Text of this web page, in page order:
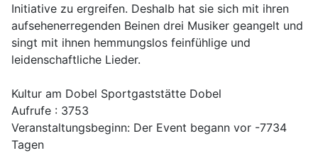
Initiative zu ergreifen. Deshalb hat sie sich mit ihren
aufsehenerregenden Beinen drei Musiker geangelt und
singt mit ihnen hemmungslos feinfühlige und
leidenschaftliche Lieder.
Kultur am Dobel Sportgaststätte Dobel
Aufrufe : 3753
Veranstaltungsbeginn: Der Event begann vor -7734
Tagen